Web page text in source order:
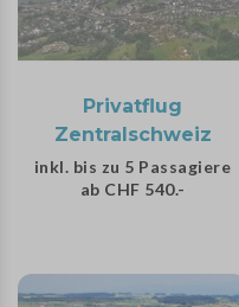
Privatflug
Zentralschweiz
inkl. bis zu 5 Passagiere
ab CHF 540.-